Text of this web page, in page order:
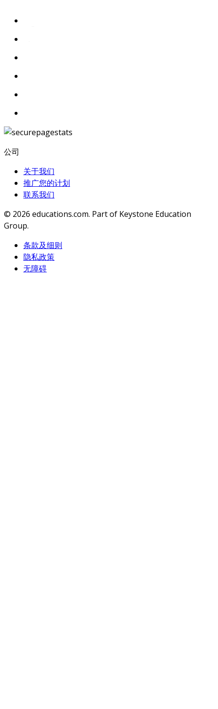
公司
关于我们
推广您的计划
联系我们
© 2026 educations.com. Part of Keystone Education
Group.
条款及细则
隐私政策
无障碍